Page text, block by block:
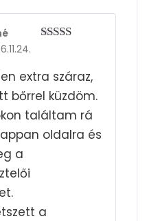
extra száraz,
bőrrel küzdöm.
találtam rá
oldalra és
a
a